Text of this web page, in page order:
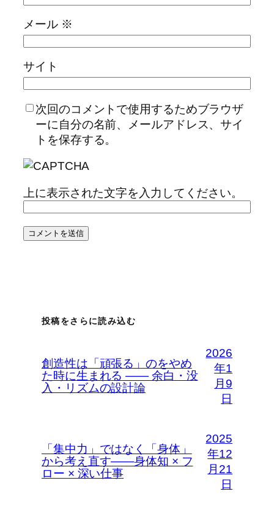
メール ※
サイト
次回のコメントで使用するためブラウザ
ーに自分の名前、メールアドレス、サイ
トを保存する。
上に表示された文字を入力してください。
投稿をさらに読み込む
創造性は「頑張る」のをやめ
た時に生まれる —— 余白・没
入・リズムの設計論
2026
年1
月9
日
「集中力」ではなく「身体」
から考え直す――身体知 × フ
ロー × 深い仕事
2025
年12
月21
日